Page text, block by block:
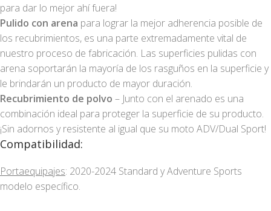
para dar lo mejor ahí fuera!
Pulido con arena para lograr la mejor adherencia posible de
los recubrimientos, es una parte extremadamente vital de
nuestro proceso de fabricación. Las superficies pulidas con
arena soportarán la mayoría de los rasguños en la superficie y
le brindarán un producto de mayor duración.
Recubrimiento de polvo – Junto con el arenado es una
combinación ideal para proteger la superficie de su producto.
¡Sin adornos y resistente al igual que su moto ADV/Dual Sport!
Compatibilidad:
Portaequipajes: 2020-2024 Standard y Adventure Sports
modelo específico.